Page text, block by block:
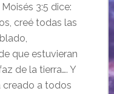
Moisés 3:5 dice:
creé todas las
que estuvieran
de la tierra…. Y
creado a todos